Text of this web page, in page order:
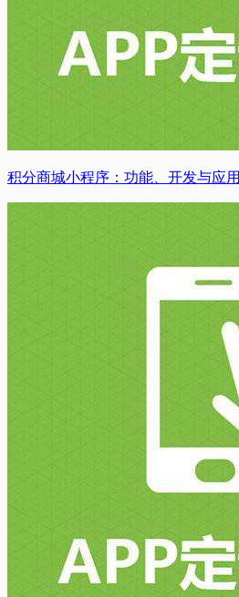
积分商城小程序：功能、开发与应用